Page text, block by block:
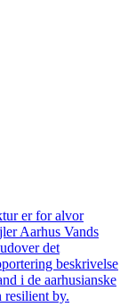
er for alvor
Aarhus Vands
det
beskrivelse
i de aarhusianske
resilient by.